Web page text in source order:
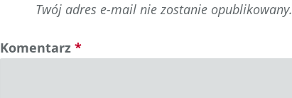
Twój adres e-mail nie zostanie opublikowany.
Komentarz *